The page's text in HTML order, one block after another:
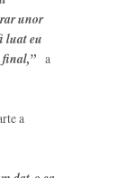
unor
luat eu
final,” a
a